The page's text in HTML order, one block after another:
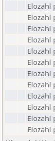
Elozahl
Elozahl
Elozahl
Elozahl
Elozahl
Elozahl
Elozahl
Elozahl
Elozahl
Elozahl
Elozahl
Elozahl